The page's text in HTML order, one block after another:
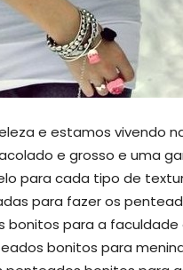
e estamos vivendo
e grosso e uma
para cada tipo de
para fazer os
para a
bonitos para